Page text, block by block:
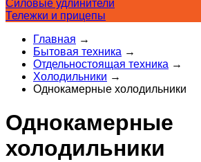
Силовые удлинители
Тележки и прицепы
Главная →
Бытовая техника →
Отдельностоящая техника →
Холодильники →
Однокамерные холодильники
Однокамерные
холодильники